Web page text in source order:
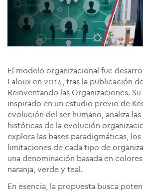
El modelo organizacional fue
Laloux en 2014, tras la publicación
Reinventando las Organizaciones.
inspirado en un estudio previo de
evolución del ser humano, analiza
históricas de la evolución
explora las bases paradigmáticas, los
limitaciones de cada tipo de
una denominación basada en
naranja, verde y teal.
En esencia, la propuesta busca